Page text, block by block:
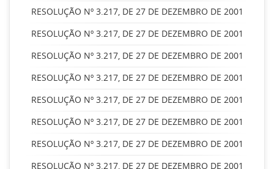
RESOLUÇÃO Nº 3.217, DE 27 DE DEZEMBRO DE 2001
RESOLUÇÃO Nº 3.217, DE 27 DE DEZEMBRO DE 2001
RESOLUÇÃO Nº 3.217, DE 27 DE DEZEMBRO DE 2001
RESOLUÇÃO Nº 3.217, DE 27 DE DEZEMBRO DE 2001
RESOLUÇÃO Nº 3.217, DE 27 DE DEZEMBRO DE 2001
RESOLUÇÃO Nº 3.217, DE 27 DE DEZEMBRO DE 2001
RESOLUÇÃO Nº 3.217, DE 27 DE DEZEMBRO DE 2001
RESOLUÇÃO Nº 3.217, DE 27 DE DEZEMBRO DE 2001